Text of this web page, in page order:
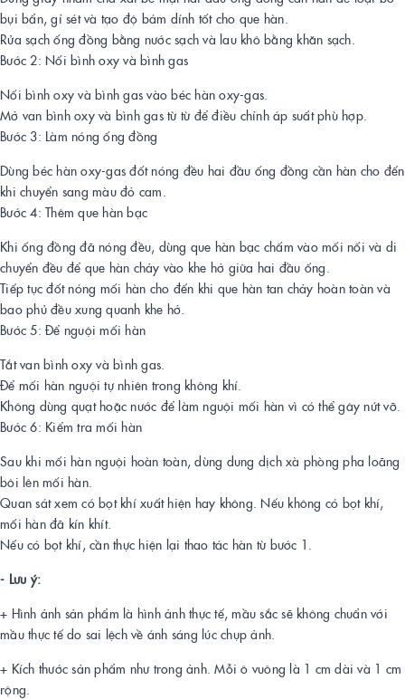
bụi bẩn, gỉ sét và tạo độ bám dính tốt cho que hàn.
Rửa sạch ống đồng bằng nước sạch và lau khô bằng khăn sạch.
Bước 2: Nối bình oxy và bình gas
Nối bình oxy và bình gas vào béc hàn oxy-gas.
Mở van bình oxy và bình gas từ từ để điều chỉnh áp suất phù hợp.
Bước 3: Làm nóng ống đồng
Dùng béc hàn oxy-gas đốt nóng đều hai đầu ống đồng cần hàn cho đến
khi chuyển sang màu đỏ cam.
Bước 4: Thêm que hàn bạc
Khi ống đồng đã nóng đều, dùng que hàn bạc chấm vào mối nối và di
chuyển đều để que hàn chảy vào khe hở giữa hai đầu ống.
Tiếp tục đốt nóng mối hàn cho đến khi que hàn tan chảy hoàn toàn và
bao phủ đều xung quanh khe hở.
Bước 5: Để nguội mối hàn
Tắt van bình oxy và bình gas.
Để mối hàn nguội tự nhiên trong không khí.
Không dùng quạt hoặc nước để làm nguội mối hàn vì có thể gây nứt vỡ.
Bước 6: Kiểm tra mối hàn
Sau khi mối hàn nguội hoàn toàn, dùng dung dịch xà phòng pha loãng
bôi lên mối hàn.
Quan sát xem có bọt khí xuất hiện hay không. Nếu không có bọt khí,
mối hàn đã kín khít.
Nếu có bọt khí, cần thực hiện lại thao tác hàn từ bước 1.
- Lưu ý:
+ Hình ảnh sản phẩm là hình ảnh thực tế, mầu sắc sẽ không chuẩn với
mầu thực tế do sai lệch về ánh sáng lúc chụp ảnh.
+ Kích thước sản phẩm như trong ảnh. Mỗi ô vuông là 1 cm dài và 1 cm
rộng.